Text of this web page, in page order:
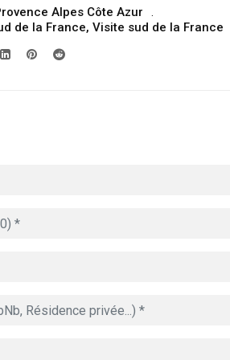
Alpes Côte Azur
de la France, Visite sud de la France